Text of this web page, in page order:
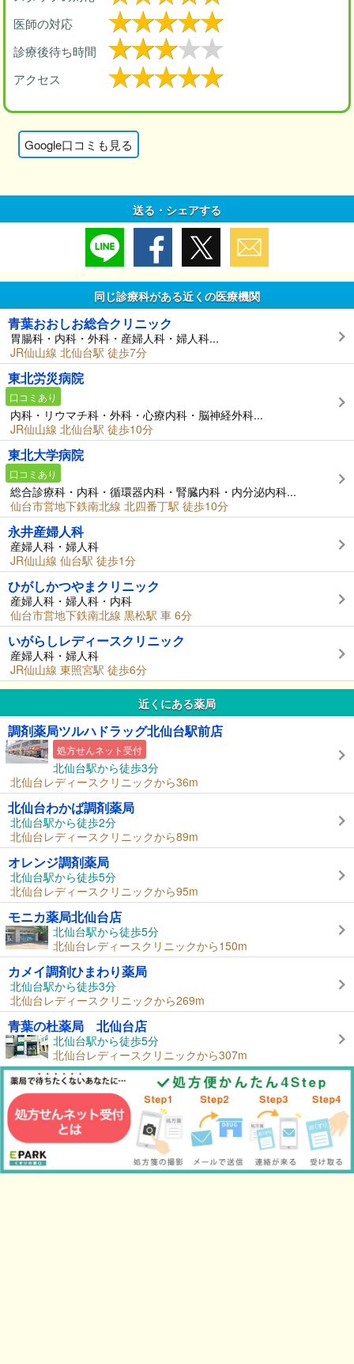
医師の対応
診療後待ち時間
アクセス
Google口コミも見る
送る・シェアする
同じ診療科がある近くの医療機関
青葉おおしお総合クリニック
胃腸科・内科・外科・産婦人科・婦人科...
JR仙山線 北仙台駅 徒歩7分
東北労災病院
口コミあり
内科・リウマチ科・外科・心療内科・脳神経外科...
JR仙山線 北仙台駅 徒歩10分
東北大学病院
口コミあり
総合診療科・内科・循環器内科・腎臓内科・内分泌内科...
仙台市営地下鉄南北線 北四番丁駅 徒歩10分
永井産婦人科
産婦人科・婦人科
JR仙山線 仙台駅 徒歩1分
ひがしかつやまクリニック
産婦人科・婦人科・内科
仙台市営地下鉄南北線 黒松駅 車 6分
いがらしレディースクリニック
産婦人科・婦人科
JR仙山線 東照宮駅 徒歩6分
近くにある薬局
調剤薬局ツルハドラッグ北仙台駅前店
処方せんネット受付
北仙台駅から徒歩3分
北仙台レディースクリニックから36m
北仙台わかば調剤薬局
北仙台駅から徒歩2分
北仙台レディースクリニックから89m
オレンジ調剤薬局
北仙台駅から徒歩5分
北仙台レディースクリニックから95m
モニカ薬局北仙台店
北仙台駅から徒歩5分
北仙台レディースクリニックから150m
カメイ調剤ひまわり薬局
北仙台駅から徒歩3分
北仙台レディースクリニックから269m
青葉の杜薬局 北仙台店
北仙台駅から徒歩5分
北仙台レディースクリニックから307m